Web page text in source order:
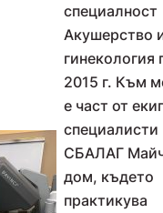
специалност
Акушерство
гинекология
2015 г. Към
е част от
специалисти
СБАЛАГ
дом, където
практикува